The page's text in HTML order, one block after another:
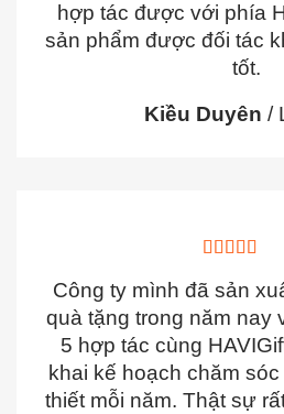
hợp tác được với phía
sản phẩm được đối tác
tốt.
Kiều Duyên /
Công ty mình đã sản
quà tặng trong năm nay
5 hợp tác cùng
khai kế hoạch chăm
thiết mỗi năm. Thật sự